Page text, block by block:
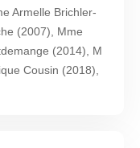
Armelle Brichler-
(2007), Mme
(2014), M
Cousin (2018),